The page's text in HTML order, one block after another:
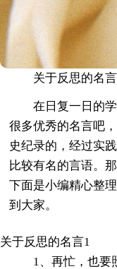
关于反思的名言
在日复一日的
很多优秀的名言吧
史纪录的，经过实
比较有名的言语。
下面是小编精心整
到大家。
关于反思的名言1
1、再忙，也要